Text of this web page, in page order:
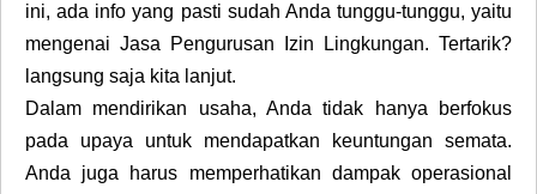
ini, ada info yang pasti sudah Anda tunggu-tunggu, yaitu
mengenai Jasa Pengurusan Izin Lingkungan. Tertarik?
langsung saja kita lanjut.
Dalam mendirikan usaha, Anda tidak hanya berfokus
pada upaya untuk mendapatkan keuntungan semata.
Anda juga harus memperhatikan dampak operasional